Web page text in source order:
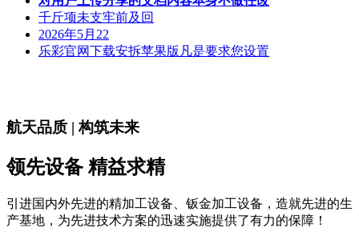
千斤项未支牢前及回
2026年5月22
乐彩官网下载安拆苹果版凡是要求您设置
航天品质 | 构筑未来
领先设备 精益求精
引进国内外先进的精加工设备、钣金加工设备，造就先进的生
产基地，为先进技术方案的迅速实施提供了有力的保障！